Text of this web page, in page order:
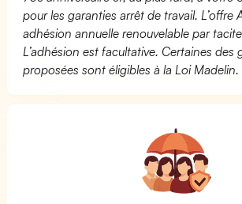
pour les garanties arrêt de travail. L’offre
adhésion annuelle renouvelable par
L’adhésion est facultative. Certaines des
proposées sont éligibles à la Loi Madelin.